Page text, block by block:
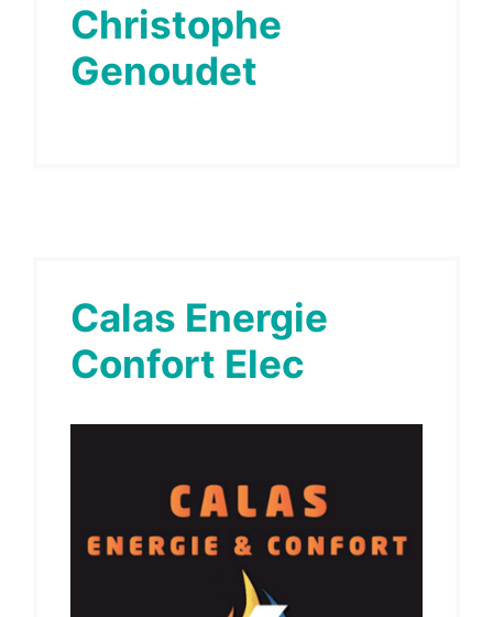
Christophe
Genoudet
Calas Energie
Confort Elec